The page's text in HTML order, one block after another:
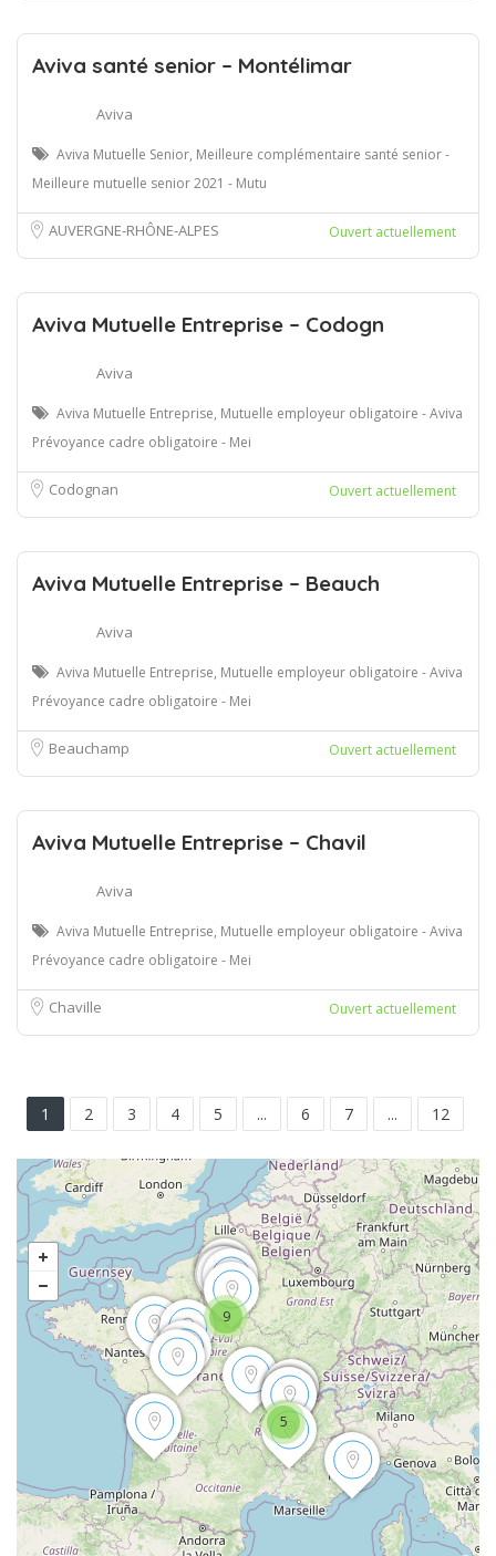
Aviva santé senior – Montélimar
Aviva
Aviva Mutuelle Senior, Meilleure complémentaire santé senior -
Meilleure mutuelle senior 2021 - Mutu
AUVERGNE-RHÔNE-ALPES Ouvert actuellement
Aviva Mutuelle Entreprise – Codogn
Aviva
Aviva Mutuelle Entreprise, Mutuelle employeur obligatoire - Aviva
Prévoyance cadre obligatoire - Mei
Codognan Ouvert actuellement
Aviva Mutuelle Entreprise – Beauch
Aviva
Aviva Mutuelle Entreprise, Mutuelle employeur obligatoire - Aviva
Prévoyance cadre obligatoire - Mei
Beauchamp Ouvert actuellement
Aviva Mutuelle Entreprise – Chavil
Aviva
Aviva Mutuelle Entreprise, Mutuelle employeur obligatoire - Aviva
Prévoyance cadre obligatoire - Mei
Chaville Ouvert actuellement
1 2 3 4 5 ... 6 7 ... 12
5
9